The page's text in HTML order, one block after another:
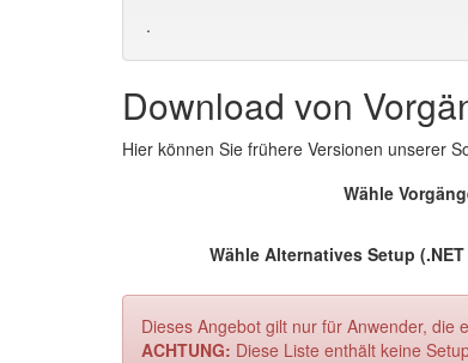
.
Download von
Hier können Sie frühere Versionen unserer
Wähle
Wähle Alternatives Setup
Dieses Angebot gilt nur für Anwender, die
ACHTUNG: Diese Liste enthält keine